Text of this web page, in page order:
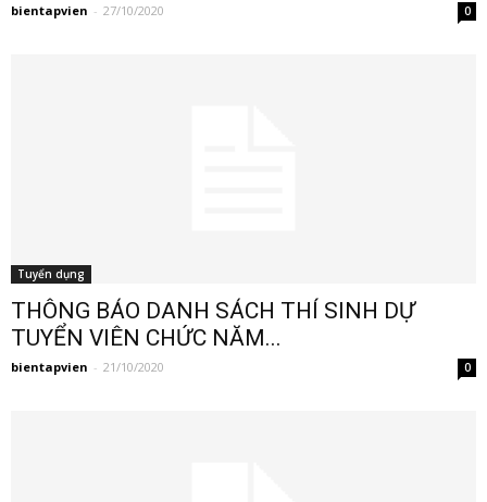
bientapvien - 27/10/2020 0
Tuyển dụng
THÔNG BÁO DANH SÁCH THÍ SINH DỰ
TUYỂN VIÊN CHỨC NĂM...
bientapvien - 21/10/2020 0